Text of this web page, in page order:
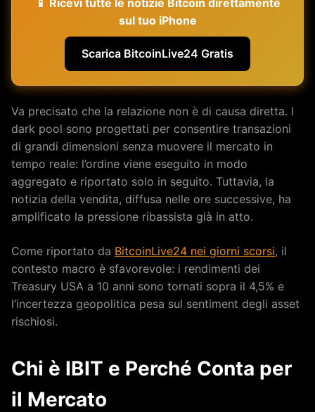
sul tuo iPhone
Scarica BitcoinLive24 Gratis
Va precisato che la relazione non è di causa diretta. I
dark pool sono progettati per consentire transazioni
di grandi dimensioni senza muovere il mercato in
tempo reale: l’ordine viene eseguito in modo
aggregato e riportato solo in seguito. Tuttavia, la
notizia della vendita, diffusa nelle ore successive, ha
amplificato la pressione ribassista già in atto.
Come riportato da BitcoinLive24 nei giorni scorsi, il
contesto macro è sfavorevole: i rendimenti dei
Treasury USA a 10 anni sono tornati sopra il 4,5% e
l’incertezza geopolitica pesa sul sentiment degli asset
rischiosi.
Chi è IBIT e Perché Conta per
il Mercato